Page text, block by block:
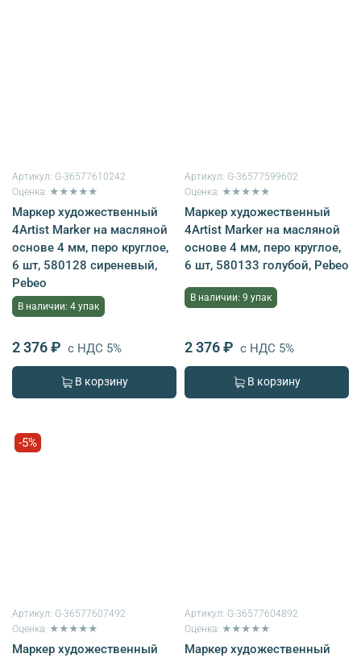
Артикул: G-36577610242
Оценка: ★★★★★
Маркер художественный
4Artist Marker на масляной
основе 4 мм, перо круглое,
6 шт, 580128 сиреневый,
Pebeo
В наличии: 4 упак
2 376 ₽ с НДС 5%
В корзину
Артикул: G-36577599602
Оценка: ★★★★★
Маркер художественный
4Artist Marker на масляной
основе 4 мм, перо круглое,
6 шт, 580133 голубой, Pebeo
В наличии: 9 упак
2 376 ₽ с НДС 5%
В корзину
-5%
Артикул: G-36577607492
Оценка: ★★★★★
Маркер художественный
Артикул: G-36577604892
Оценка: ★★★★★
Маркер художественный